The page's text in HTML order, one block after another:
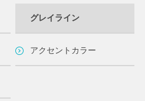
グレイライン
アクセントカラー